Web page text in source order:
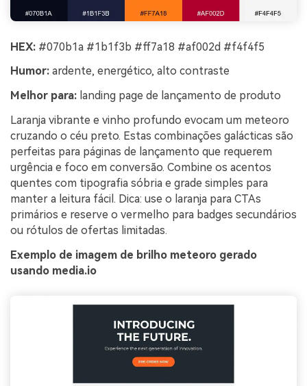
HEX: #070b1a #1b1f3b #ff7a18 #af002d #f4f4f5
Humor: ardente, energético, alto contraste
Melhor para: landing page de lançamento de produto
Laranja vibrante e vinho profundo evocam um meteoro
cruzando o céu preto. Estas combinações galácticas são
perfeitas para páginas de lançamento que requerem
urgência e foco em conversão. Combine os acentos
quentes com tipografia sóbria e grade simples para
manter a leitura fácil. Dica: use o laranja para CTAs
primários e reserve o vermelho para badges secundários
ou rótulos de ofertas limitadas.
Exemplo de imagem de brilho meteoro gerado
usando media.io